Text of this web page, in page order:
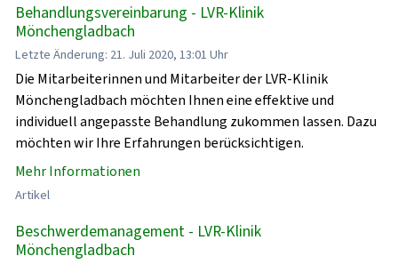
Behandlungsvereinbarung - LVR-Klinik
Mönchengladbach
Letzte Änderung: 21. Juli 2020, 13:01 Uhr
Die Mitarbeiterinnen und Mitarbeiter der LVR-Klinik
Mönchengladbach möchten Ihnen eine effektive und
individuell angepasste Behandlung zukommen lassen. Dazu
möchten wir Ihre Erfahrungen berücksichtigen.
Mehr Informationen
Artikel
Beschwerdemanagement - LVR-Klinik
Mönchengladbach